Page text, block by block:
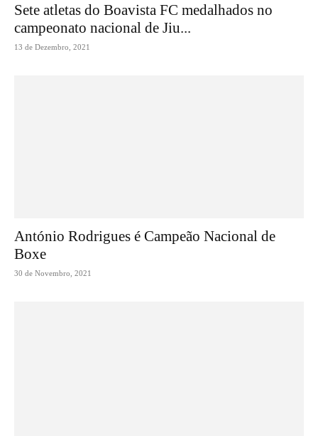
Sete atletas do Boavista FC medalhados no
campeonato nacional de Jiu...
13 de Dezembro, 2021
António Rodrigues é Campeão Nacional de
Boxe
30 de Novembro, 2021